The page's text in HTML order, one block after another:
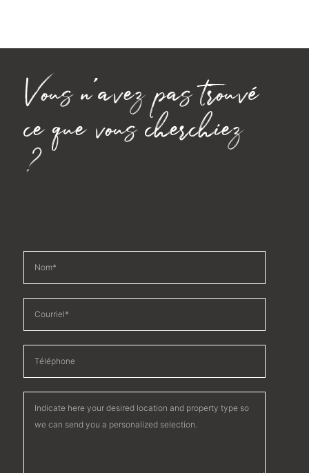
Vous n'avez pas trouvé
ce que vous cherchiez
?